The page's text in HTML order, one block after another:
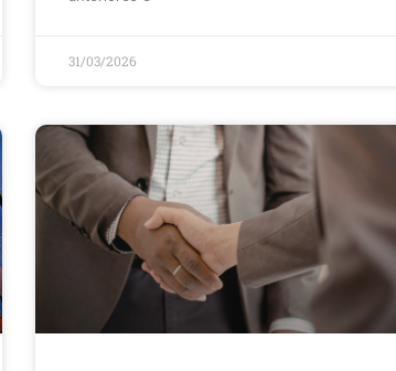
31/03/2026